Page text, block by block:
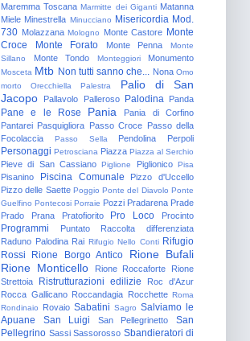
Maremma Toscana Marmitte dei Giganti Matanna
Miele Minestrella Minucciano Misericordia Mod.
730 Molazzana Mologno Monte Castore Monte
Croce
Monte Forato Monte Penna
Monte
Sillano
Monte Tondo Monteggiori Monumento
Mosceta Mtb Non tutti sanno che... Nona Omo
morto
Orecchiella Palestra
Palio di San
Jacopo
Pallavolo Palleroso Palodina Panda
Pane e le Rose Pania
Pania di Corfino
Pantarei Pasquigliora Passo Croce Passo della
Focolaccia
Passo Sella Pendolina Perpoli
Personaggi Petrosciana Piazza Piazza al Serchio
Pieve di San Cassiano Piglione Piglionico Pisa
Pisanino Piscina Comunale
Pizzo d'Uccello
Pizzo delle Saette Poggio Ponte del Diavolo Ponte
Guelfino Pontecosi Porraie Pozzi Pradarena Prade
Prado
Prana Pratofiorito Pro Loco Procinto
Programmi Puntato
Raccolta differenziata
Raduno Palodina Rai Rifugio Nello Conti Rifugio
Rossi
Rione Borgo Antico
Rione Bufali
Rione Monticello
Rione Roccaforte
Rione
Strettoia
Ristrutturazioni edilizie
Roc d'Azur
Rocca Gallicano Roccandagia Rocchette Roma
Rondinaio
Rovaio Sabatini Sagro Salviamo le
Apuane
San Luigi San Pellegrinetto
San
Pellegrino Sassi Sassorosso Sbandieratori di